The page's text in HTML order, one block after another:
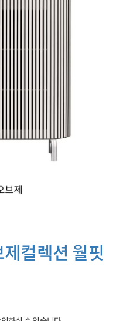
컬렉션 월핏